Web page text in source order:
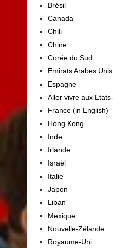
Brésil
Canada
Chili
Chine
Corée du Sud
Emirats Arabes Unis
Espagne
Aller vivre aux
France (in English)
Hong Kong
Inde
Irlande
Israël
Italie
Japon
Liban
Mexique
Nouvelle-Zélande
Royaume-Uni